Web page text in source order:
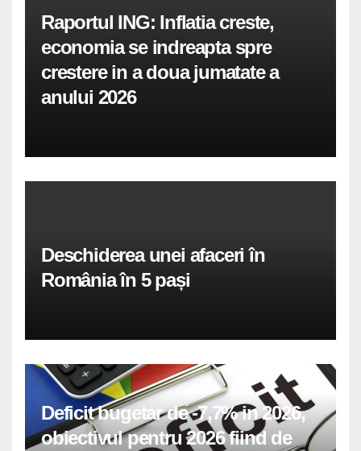
Raportul ING: Inflatia creste,
economia se indreapta spre
crestere in a doua jumatate a
anului 2026
Deschiderea unei afaceri în
România în 5 pași
Deficit bugetar de -7,7% in 2026,
obiectivul pentru 2026 fiind de